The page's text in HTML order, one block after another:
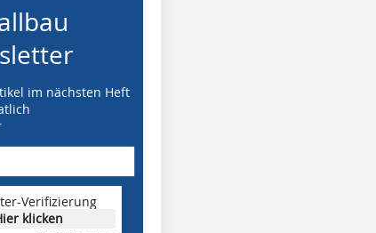
im nächsten Heft
Verifizierung
klicken